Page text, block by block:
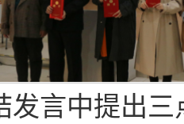
发言中提出